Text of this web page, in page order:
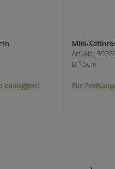
Mini-Satinrosen weiß/
Art.-Nr.: 5928500
Für Preisangaben bitte